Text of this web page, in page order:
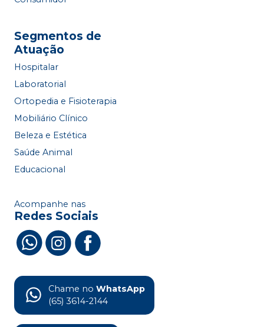
Segmentos de
Atuação
Hospitalar
Laboratorial
Ortopedia e Fisioterapia
Mobiliário Clínico
Beleza e Estética
Saúde Animal
Educacional
Acompanhe nas
Redes Sociais
Chame no WhatsApp
(65) 3614-2144